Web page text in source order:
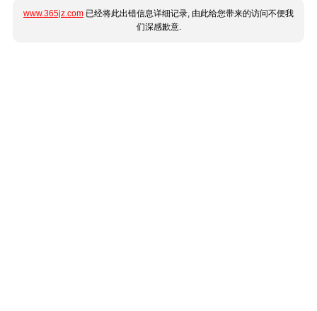
www.365jz.com 已经将此出错信息详细记录, 由此给您带来的访问不便我
们深感歉意.